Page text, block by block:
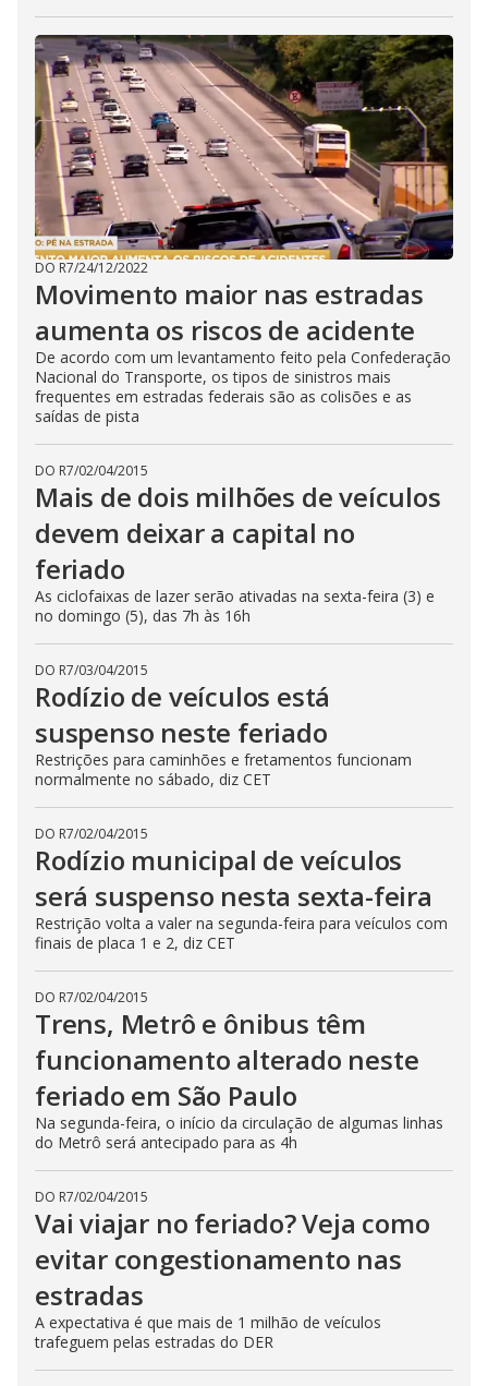
DO R7/24/12/2022
Movimento maior nas estradas
aumenta os riscos de acidente
De acordo com um levantamento feito pela Confederação
Nacional do Transporte, os tipos de sinistros mais
frequentes em estradas federais são as colisões e as
saídas de pista
DO R7/02/04/2015
Mais de dois milhões de veículos
devem deixar a capital no
feriado
As ciclofaixas de lazer serão ativadas na sexta-feira (3) e
no domingo (5), das 7h às 16h
DO R7/03/04/2015
Rodízio de veículos está
suspenso neste feriado
Restrições para caminhões e fretamentos funcionam
normalmente no sábado, diz CET
DO R7/02/04/2015
Rodízio municipal de veículos
será suspenso nesta sexta-feira
Restrição volta a valer na segunda-feira para veículos com
finais de placa 1 e 2, diz CET
DO R7/02/04/2015
Trens, Metrô e ônibus têm
funcionamento alterado neste
feriado em São Paulo
Na segunda-feira, o início da circulação de algumas linhas
do Metrô será antecipado para as 4h
DO R7/02/04/2015
Vai viajar no feriado? Veja como
evitar congestionamento nas
estradas
A expectativa é que mais de 1 milhão de veículos
trafeguem pelas estradas do DER